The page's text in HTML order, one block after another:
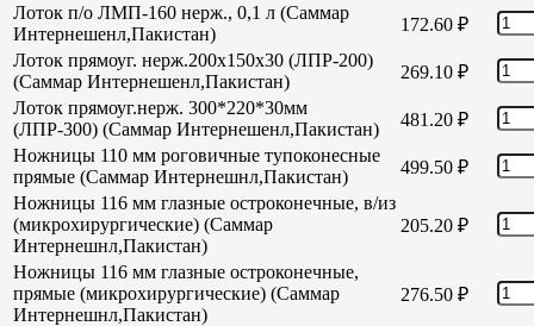
Лоток п/о ЛМП-160 нерж., 0,1 л (Саммар
Интернешенл,Пакистан)
172.60 ₽
Лоток прямоуг. нерж.200х150х30 (ЛПР-200)
(Саммар Интернешенл,Пакистан)
269.10 ₽
Лоток прямоуг.нерж. 300*220*30мм
(ЛПР-300) (Саммар Интернешенл,Пакистан)
481.20 ₽
Ножницы 110 мм роговичные тупоконесные
прямые (Саммар Интернешнл,Пакистан)
499.50 ₽
Ножницы 116 мм глазные остроконечные, в/из
(микрохирургические) (Саммар
Интернешнл,Пакистан)
205.20 ₽
Ножницы 116 мм глазные остроконечные,
прямые (микрохирургические) (Саммар
Интернешнл,Пакистан)
276.50 ₽